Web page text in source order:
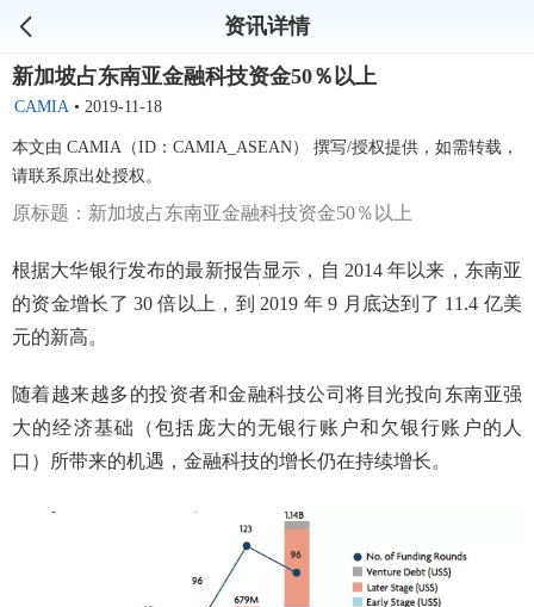
资讯详情
新加坡占东南亚金融科技资金50％以上
CAMIA • 2019-11-18
本文由 CAMIA（ID：CAMIA_ASEAN） 撰写/授权提供，如需转载，
请联系原出处授权。
原标题：新加坡占东南亚金融科技资金50％以上
根据大华银行发布的最新报告显示，自 2014 年以来，东南亚
的资金增长了 30 倍以上，到 2019 年 9 月底达到了 11.4 亿美
元的新高。
随着越来越多的投资者和金融科技公司将目光投向东南亚强
大的经济基础（包括庞大的无银行账户和欠银行账户的人
口）所带来的机遇，金融科技的增长仍在持续增长。